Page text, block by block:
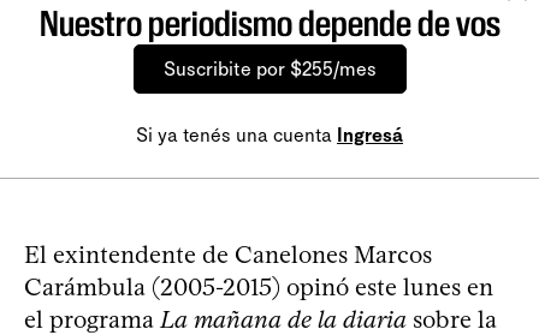
Nuestro periodismo depende de vos
Suscribite por $255/mes
Si ya tenés una cuenta Ingresá
El exintendente de Canelones Marcos
Carámbula (2005-2015) opinó este lunes en
el programa La mañana de la diaria sobre la